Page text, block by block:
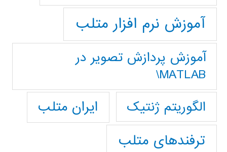
آموزش نرم افزار متلب
آموزش پردازش تصوير در
MATLAB\
الگوریتم ژنتیک
ایران متلب
ترفندهای متلب